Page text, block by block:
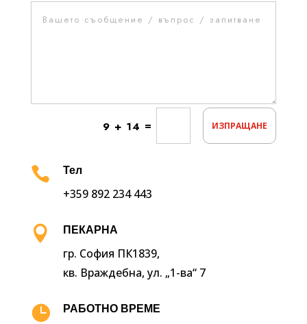
9 + 14 = ИЗПРАЩАНЕ
 Тел
+359 892 234 443
 ПЕКАРНА
гр. София ПК1839,
кв. Враждебна, ул. „1-ва“ 7
 РАБОТНО ВРЕМЕ